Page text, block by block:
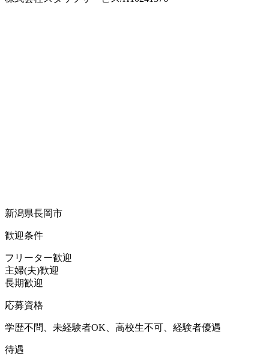
新潟県長岡市
歓迎条件
フリーター歓迎
主婦(夫)歓迎
長期歓迎
応募資格
学歴不問、未経験者OK、高校生不可、経験者優遇
待遇